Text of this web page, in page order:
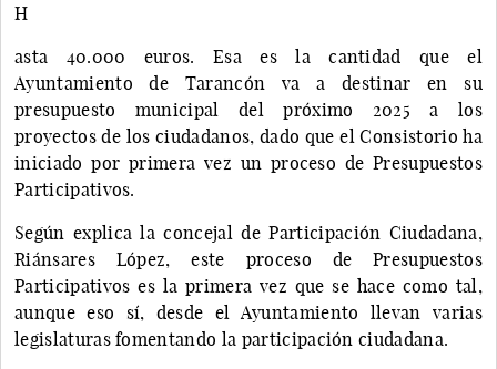
H
asta 40.000 euros. Esa es la cantidad que el
Ayuntamiento de Tarancón va a destinar en su
presupuesto municipal del próximo 2025 a los
proyectos de los ciudadanos, dado que el Consistorio ha
iniciado por primera vez un proceso de Presupuestos
Participativos.
Según explica la concejal de Participación Ciudadana,
Riánsares López, este proceso de Presupuestos
Participativos es la primera vez que se hace como tal,
aunque eso sí, desde el Ayuntamiento llevan varias
legislaturas fomentando la participación ciudadana.